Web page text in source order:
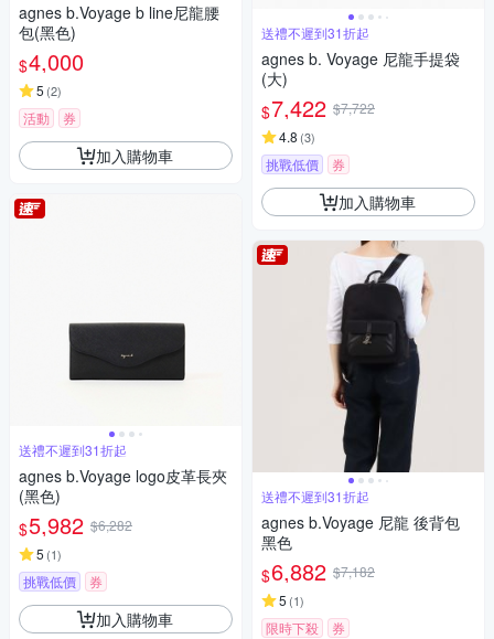
agnes b.Voyage b line尼龍腰
包(黑色)
$4,000
5 (2)
活動 券
加入購物車
送禮不遲到31折起
agnes b.Voyage logo皮革長夾
(黑色)
$5,982 $6,282
5 (1)
挑戰低價 券
加入購物車
送禮不遲到31折起
agnes b. Voyage 尼龍手提袋
(大)
$7,422 $7,722
4.8 (3)
挑戰低價 券
加入購物車
送禮不遲到31折起
agnes b.Voyage 尼龍 後背包
黑色
$6,882 $7,182
5 (1)
限時下殺 券